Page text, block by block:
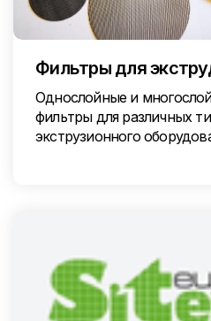
Фильтры для
Однослойные и
фильтры для различных
экструзионного